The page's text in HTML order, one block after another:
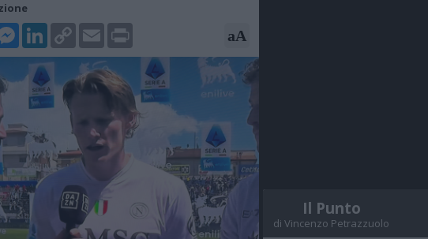
LinkedIn
Copy
Link
Email Print aA
Il Punto
di Vincenzo Petrazzuolo